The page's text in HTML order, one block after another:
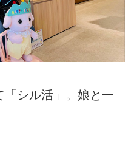
「シル活」。娘と一